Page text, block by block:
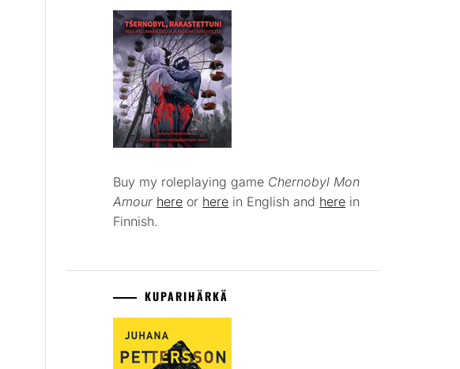
Buy my roleplaying game Chernobyl Mon
Amour here or here in English and here in
Finnish.
KUPARIHÄRKÄ